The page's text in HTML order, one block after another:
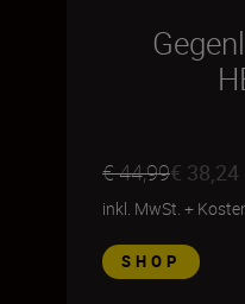
€ 44,99€ 38,24
inkl. MwSt. +
SHOP